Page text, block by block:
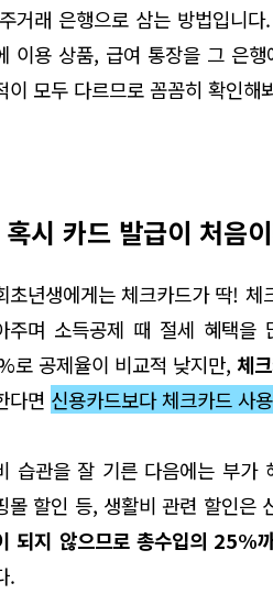
거래 은행으로 삼는 방법입니다.
이용 상품, 급여 통장을 그 은
이 모두 다르므로 꼼꼼히 확인해
시 카드 발급이 처음
초년생에게는 체크카드가 딱! 체
주며 소득공제 때 절세 혜택을
로 공제율이 비교적 낮지만, 체
다면 신용카드보다 체크카드 사
습관을 잘 기른 다음에는 부가
몰 할인 등, 생활비 관련 할인은
되지 않으므로 총수입의 25%
.